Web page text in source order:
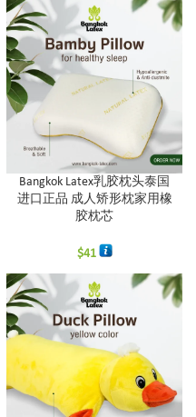
Bangkok Latex乳胶枕头泰国
进口正品 成人矫形枕家用橡
胶枕芯
$41